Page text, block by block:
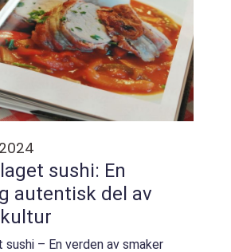
sushi: En
autentisk del av
sushi – En verden av smaker